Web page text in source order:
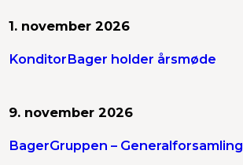
1. november 2026
KonditorBager holder årsmøde
9. november 2026
BagerGruppen – Generalforsamling